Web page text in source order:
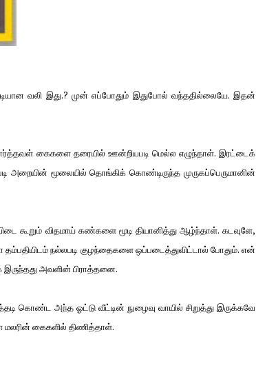
வலி இது.? முன் எப்போதும் இதுபோல் வந்ததில்லையே. இதன்
பார்த்தவள் கைகளை தரையில் ஊன்றியபடி மெல்ல எழுந்தாள். இரட்டைக்
அறையின் மூலையில் தொங்கிக் கொண்டிருந்த முருகப்பெருமானின்
கூறும் விதமாய் கண்களை மூடி தியானித்து ஆழ்ந்தாள். கடவுளே,
நல்லபடி குழந்தைகளை ஒப்படைத்துவிட்டால் போதும். என்
இருந்தது அவளின் பிராத்தனை.
கொண்ட அந்த ஓட்டு வீட்டின் நுழைவு வாயில் சிறுத்து இருக்கவே
கைகளில் திணித்தாள்.